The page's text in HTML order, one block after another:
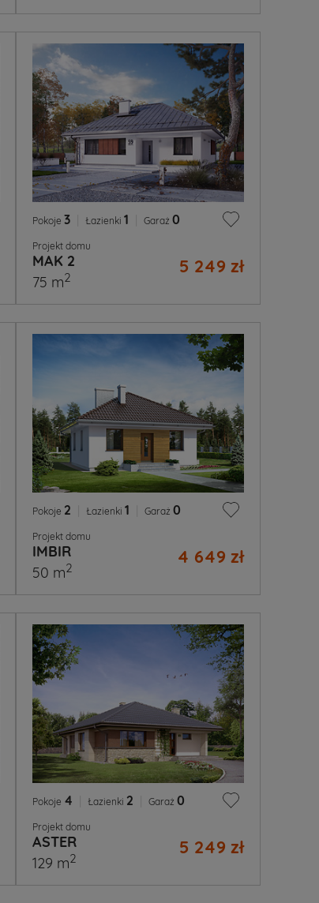
Pokoje 3 Łazienki 1 Garaż 0
Projekt domu
MAK 2 5 249 zł
75 m2
Pokoje 2 Łazienki 1 Garaż 0
Projekt domu
IMBIR 4 649 zł
50 m2
Pokoje 4 Łazienki 2 Garaż 0
Projekt domu
ASTER 5 249 zł
129 m2